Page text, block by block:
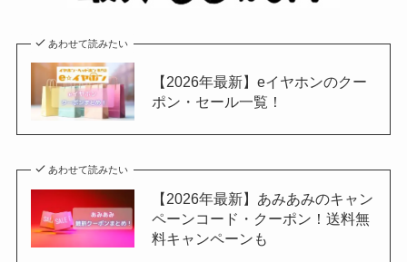
あわせて読みたい
【2026年最新】eイヤホンのクー
ポン・セール一覧！
あわせて読みたい
【2026年最新】あみあみのキャン
ペーンコード・クーポン！送料無
料キャンペーンも